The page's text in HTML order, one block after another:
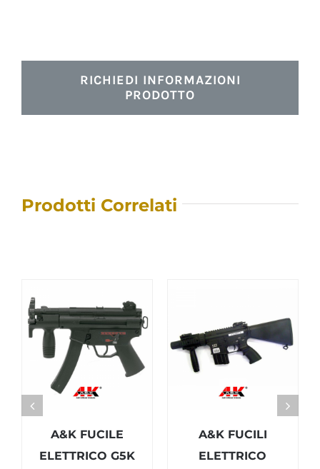
RICHIEDI INFORMAZIONI
PRODOTTO
Prodotti Correlati
A&K FUCILE
ELETTRICO G5K
A&K FUCILI
ELETTRICO